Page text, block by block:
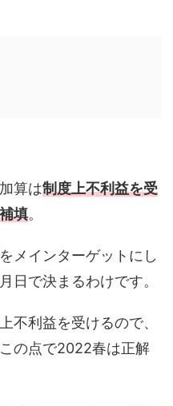
算は制度上不利益を受
填。
メインターゲットにし
日で決まるわけです。
不利益を受けるので、
の点で2022春は正解